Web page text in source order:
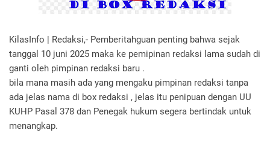
KilasInfo | Redaksi,- Pemberitahguan penting bahwa sejak
tanggal 10 juni 2025 maka ke pemipinan redaksi lama sudah di
ganti oleh pimpinan redaksi baru .
bila mana masih ada yang mengaku pimpinan redaksi tanpa
ada jelas nama di box redaksi , jelas itu penipuan dengan UU
KUHP Pasal 378 dan Penegak hukum segera bertindak untuk
menangkap.